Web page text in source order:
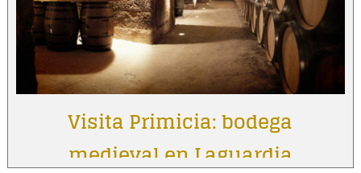
Visita Primicia: bodega
medieval en Laguardia